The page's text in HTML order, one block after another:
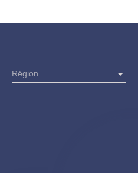
Région